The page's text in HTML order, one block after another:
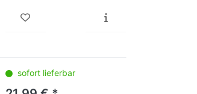
sofort lieferbar